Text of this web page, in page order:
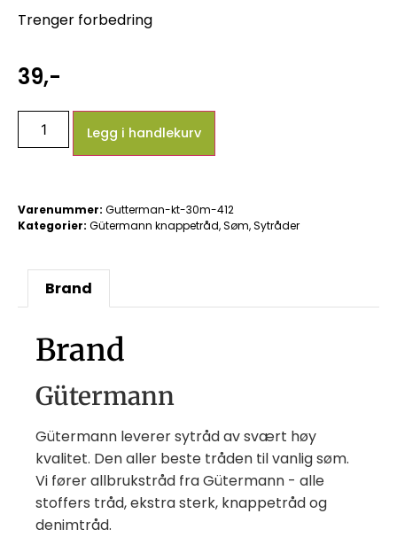
Trenger forbedring
39,-
Legg i handlekurv
Varenummer: Gutterman-kt-30m-412
Kategorier: Gütermann knappetråd,Søm,Sytråder
Brand
Brand
Gütermann
Gütermann leverer sytråd av svært høy
kvalitet. Den aller beste tråden til vanlig søm.
Vi fører allbrukstråd fra Gütermann - alle
stoffers tråd, ekstra sterk, knappetråd og
denimtråd.